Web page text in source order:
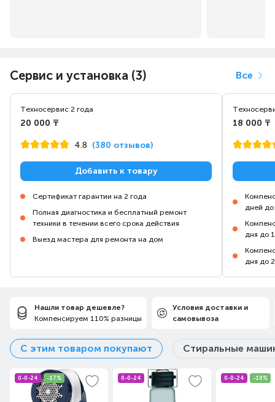
Облегчит уход
за устройством
без необходимости
очистки.
Позволит без труда
разгладить шторы
и постельное белье.
Аксессуары
Щетка для плотной
ткани и съемный
крючок для удобного
отпаривания.
Сервис и установка (3) Все
Техносервис 2 года
20 000 ₸
4.8 (380 отзывов)
Добавить к товару
Сертификат гарантии на 2 года
Полная диагностика и бесплатный ремонт
техники в течении всего срока действия
Выезд мастера для ремонта на дом
18 000 ₸
дней до
дня до
дня до
Нашли товар дешевле?
Компенсируем 110% разницы
Условия доставки и
самовывоза
С этим товаром покупают Стиральные
0-0-24 -17% 0-0-24 0-0-24 -10%